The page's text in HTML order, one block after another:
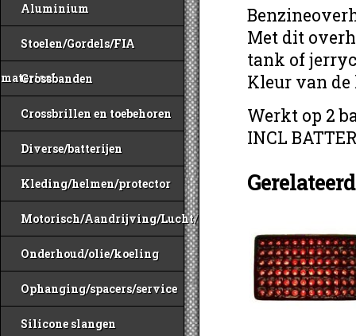
Aluminium
Stoelen/Gordels/FIA
materiaal
Crossbanden
Crossbrillen en toebehoren
Diverse/batterijen
Kleding/helmen/protector
Motorisch/Aandrijving/Lucht/Benzine
Onderhoud/olie/koeling
Ophanging/spacers/service
Silicone slangen
Met dit
tank of
Kleur van
Werkt op 2
INCL